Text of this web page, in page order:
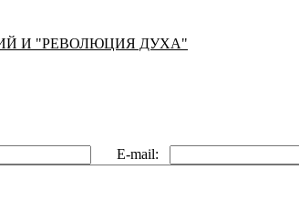
И "РЕВОЛЮЦИЯ ДУХА"
E-mail: